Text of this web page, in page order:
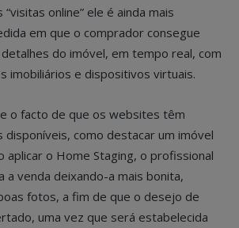
online” ele é ainda mais
em que o comprador consegue
do imóvel, em tempo real, com
imobiliários e dispositivos virtuais.
o facto de que os websites têm
disponíveis, como destacar um imóvel
aplicar o Home Staging, o profissional
a venda deixando-a mais bonita,
fotos, a fim de que o desejo de
uma vez que será estabelecida